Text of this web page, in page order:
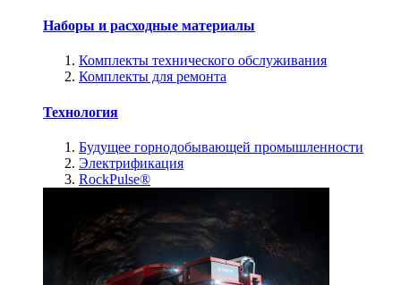
Наборы и расходные материалы
Комплекты технического обслуживания
Комплекты для ремонта
Технология
Будущее горнодобывающей промышленности
Электрификация
RockPulse®